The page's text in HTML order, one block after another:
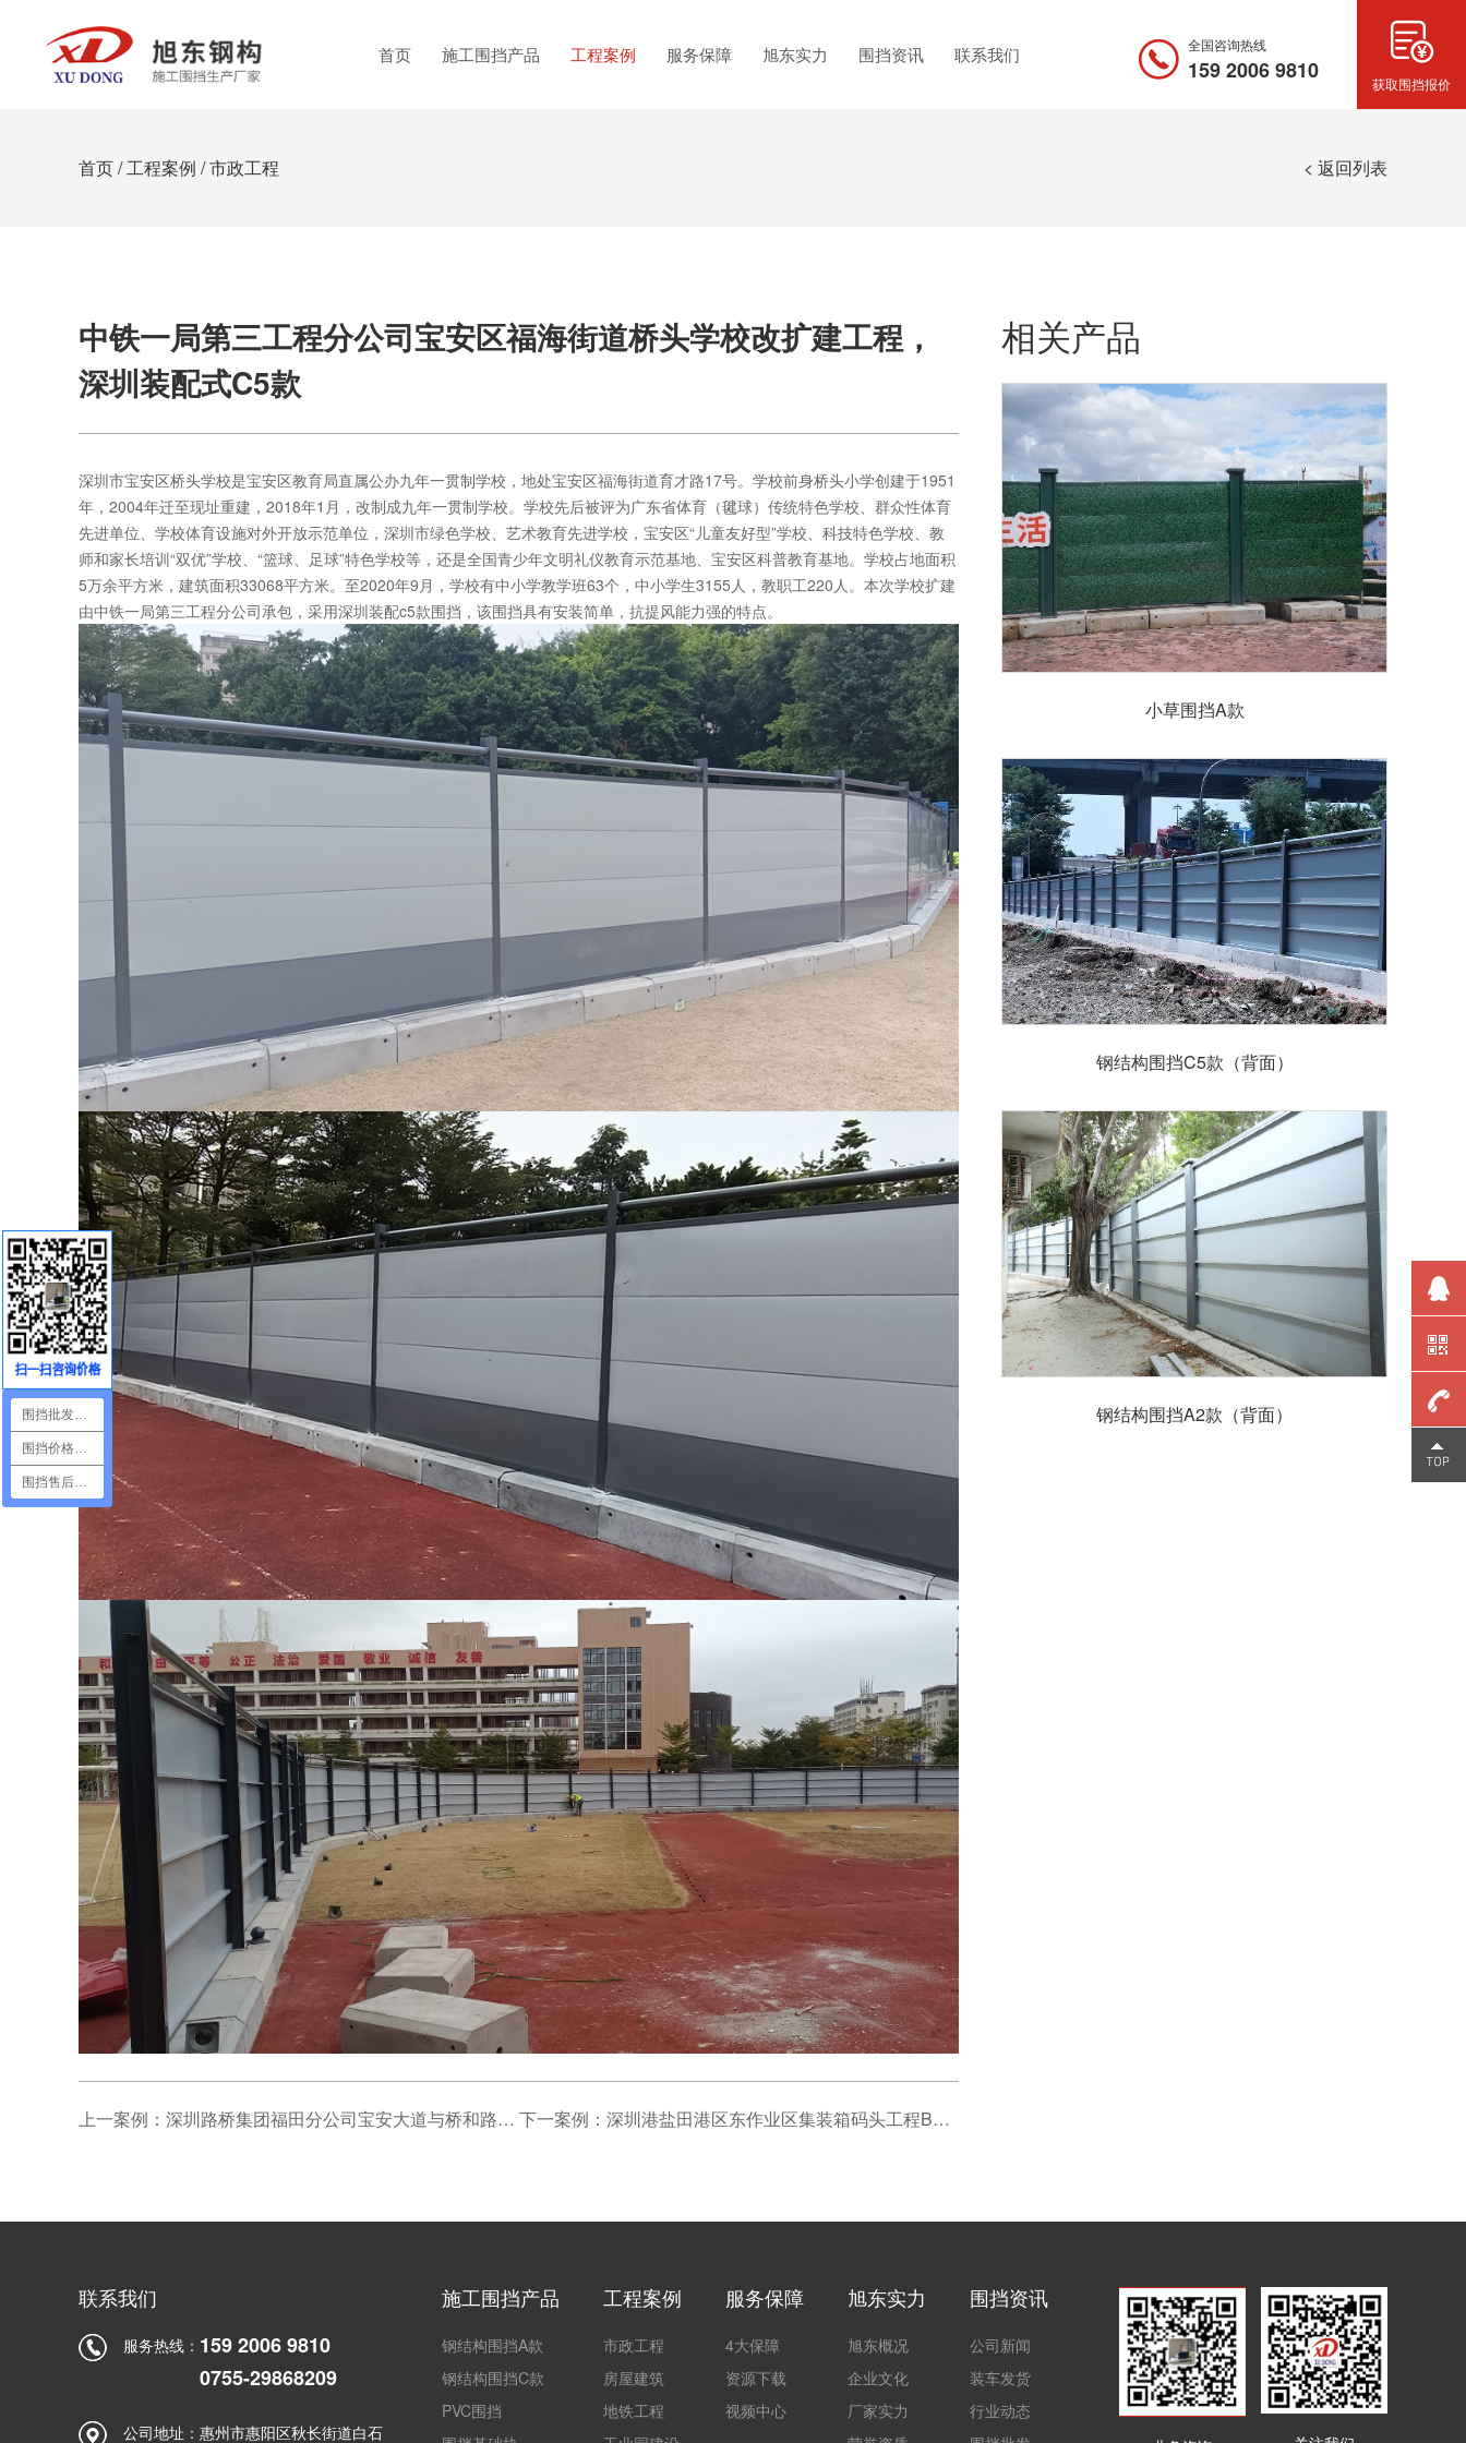
首页 施工围挡产品 工程案例 服务保障 旭东实力 围挡资讯 联系我们 全国咨询热线
159 2006 9810 获取围挡报价
首页/工程案例 /市政工程 < 返回列表
中铁一局第三工程分公司宝安区福海街道桥头学校改扩建工程，
深圳装配式C5款
深圳市宝安区桥头学校是宝安区教育局直属公办九年一贯制学校，地处宝安区福海街道育才路17号。学校前身桥头小学创建于1951
年，2004年迁至现址重建，2018年1月，改制成九年一贯制学校。学校先后被评为广东省体育（毽球）传统特色学校、群众性体育
先进单位、学校体育设施对外开放示范单位，深圳市绿色学校、艺术教育先进学校，宝安区“儿童友好型”学校、科技特色学校、教
师和家长培训“双优”学校、“篮球、足球”特色学校等，还是全国青少年文明礼仪教育示范基地、宝安区科普教育基地。学校占地面积
5万余平方米，建筑面积33068平方米。至2020年9月，学校有中小学教学班63个，中小学生3155人，教职工220人。本次学校扩建
由中铁一局第三工程分公司承包，采用深圳装配c5款围挡，该围挡具有安装简单，抗提风能力强的特点。
上一案例：深圳路桥集团福田分公司宝安大道与桥和路围挡项目 下一案例：深圳港盐田港区东作业区集装箱码头工程B2款围挡项目
相关产品
小草围挡A款
钢结构围挡C5款（背面）
钢结构围挡A2款（背面）
联系我们
服务热线： 159 2006 9810
0755-29868209
公司地址： 惠州市惠阳区秋长街道白石
施工围挡产品
钢结构围挡A款
钢结构围挡C款
PVC围挡
工程案例
市政工程
房屋建筑
地铁工程
服务保障
4大保障
资源下载
视频中心
旭东实力
旭东概况
企业文化
厂家实力
围挡资讯
公司新闻
装车发货
行业动态
159
围挡批发咨询
围挡价格咨询
围挡售后咨询